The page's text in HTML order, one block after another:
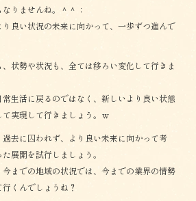
りませんね。＾＾；
良い状況の未来に向かって、一歩ずつ進んで
状勢や状況も、全ては移ろい変化して行きま
生活に戻るのではなく、新しいより良い状態
実現して行きましょう。ｗ
去に囚われず、より良い未来に向かって考
展開を試行しましょう。
までの地域の状況では、今までの業界の情勢
くんでしょうね？